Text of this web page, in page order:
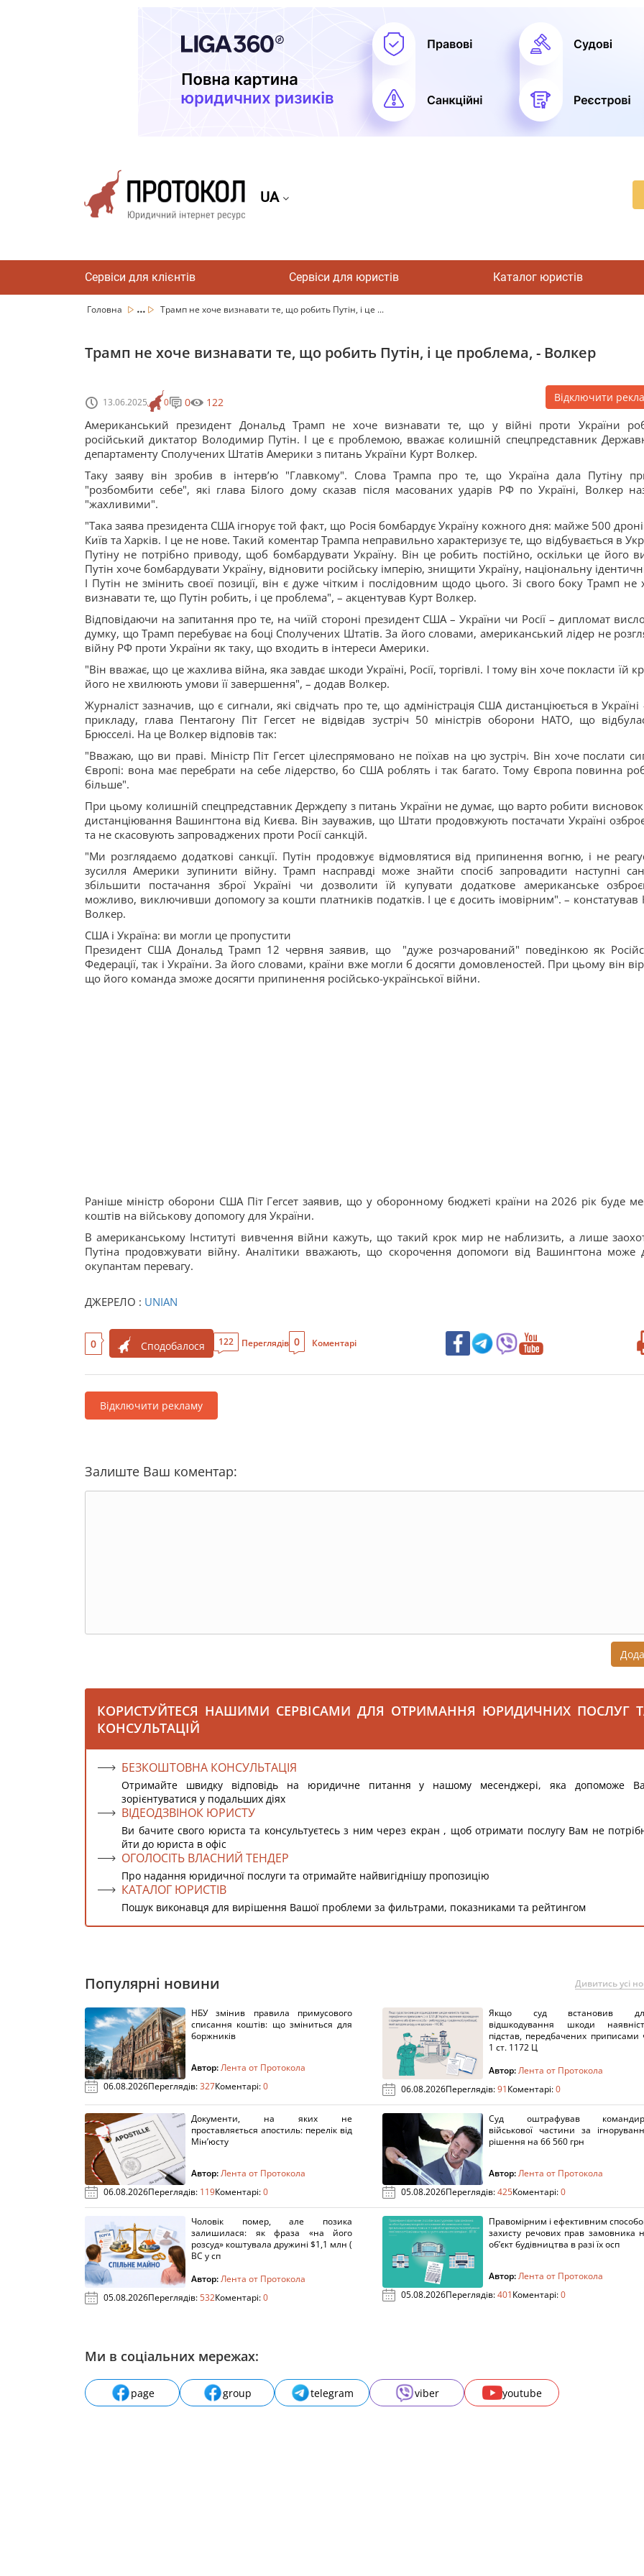
UA
Сервіси для клієнтів Сервіси для юристів Каталог юристів
Головна ... Трамп не хоче визнавати те, що робить Путін, і це ...
Трамп не хоче визнавати те, що робить Путін, і це проблема, - Волкер
13.06.2025 0 0 122 Відключити
Американський президент Дональд Трамп не хоче визнавати те, що у війні проти України
російський диктатор Володимир Путін. І це є проблемою, вважає колишній спецпредставник
департаменту Сполучених Штатів Америки з питань України Курт Волкер.
Таку заяву він зробив в інтервʼю "Главкому". Слова Трампа про те, що Україна дала Путіну
"розбомбити себе", які глава Білого дому сказав після масованих ударів РФ по Україні, Волкер
"жахливими".
"Така заява президента США ігнорує той факт, що Росія бомбардує Україну кожного дня: майже 500
Київ та Харків. І це не нове. Такий коментар Трампа неправильно характеризує те, що відбувається в
Путіну не потрібно приводу, щоб бомбардувати Україну. Він це робить постійно, оскільки це його
Путін хоче бомбардувати Україну, відновити російську імперію, знищити Україну, національну
І Путін не змінить своєї позиції, він є дуже чітким і послідовним щодо цього. Зі свого боку Трамп не
визнавати те, що Путін робить, і це проблема", – акцентував Курт Волкер.
Відповідаючи на запитання про те, на чиїй стороні президент США – України чи Росії – дипломат
думку, що Трамп перебуває на боці Сполучених Штатів. За його словами, американський лідер не
війну РФ проти України як таку, що входить в інтереси Америки.
"Він вважає, що це жахлива війна, яка завдає шкоди Україні, Росії, торгівлі. І тому він хоче покласти їй
його не хвилюють умови її завершення", – додав Волкер.
Журналіст зазначив, що є сигнали, які свідчать про те, що адміністрація США дистанціюється в
прикладу, глава Пентагону Піт Гегсет не відвідав зустріч 50 міністрів оборони НАТО, що
Брюсселі. На це Волкер відповів так:
"Вважаю, що ви праві. Міністр Піт Гегсет цілеспрямовано не поїхав на цю зустріч. Він хоче послати
Європі: вона має перебрати на себе лідерство, бо США роблять і так багато. Тому Європа повинна
більше".
При цьому колишній спецпредставник Держдепу з питань України не думає, що варто робити
дистанціювання Вашингтона від Києва. Він зауважив, що Штати продовжують постачати Україні
та не скасовують запроваджених проти Росії санкцій.
"Ми розглядаємо додаткові санкції. Путін продовжує відмовлятися від припинення вогню, і не
зусилля Америки зупинити війну. Трамп насправді може знайти спосіб запровадити наступні
збільшити постачання зброї Україні чи дозволити їй купувати додаткове американське
можливо, виключивши допомогу за кошти платників податків. І це є досить імовірним". – констатував
Волкер.
США і Україна: ви могли це пропустити
Президент США Дональд Трамп 12 червня заявив, що "дуже розчарований" поведінкою як
Федерації, так і України. За його словами, країни вже могли б досягти домовленостей. При цьому він
що його команда зможе досягти припинення російсько-української війни.
Раніше міністр оборони США Піт Гегсет заявив, що у оборонному бюджеті країни на 2026 рік буде
коштів на військову допомогу для України.
В американському Інституті вивчення війни кажуть, що такий крок мир не наблизить, а лише
Путіна продовжувати війну. Аналітики вважають, що скорочення допомоги від Вашингтона може
окупантам перевагу.
ДЖЕРЕЛО : UNIAN
0 Сподобалося 122 Переглядів 0 Коментарі
Відключити рекламу
Залиште Ваш коментар:
КОРИСТУЙТЕСЯ НАШИМИ СЕРВІСАМИ ДЛЯ ОТРИМАННЯ ЮРИДИЧНИХ ПОСЛУГ
КОНСУЛЬТАЦІЙ
БЕЗКОШТОВНА КОНСУЛЬТАЦІЯ
Отримайте швидку відповідь на юридичне питання у нашому месенджері, яка допоможе
зорієнтуватися у подальших діях
ВІДЕОДЗВІНОК ЮРИСТУ
Ви бачите свого юриста та консультуєтесь з ним через екран , щоб отримати послугу Вам не
йти до юриста в офіс
ОГОЛОСІТЬ ВЛАСНИЙ ТЕНДЕР
Про надання юридичної послуги та отримайте найвигіднішу пропозицію
КАТАЛОГ ЮРИСТІВ
Пошук виконавця для вирішення Вашої проблеми за фильтрами, показниками та рейтингом
Популярні новини Дивитись усі
НБУ змінив правила примусового
списання коштів: що зміниться для
боржників
Автор:Лента от Протокола
06.08.2026Переглядів:327Коментарі:0
Якщо суд встановив
відшкодування шкоди
підстав, передбачених приписами
1 ст. 1172 Ц
Автор:Лента от Протокола
06.08.2026Переглядів:91Коментарі:0
Документи, на яких не
проставляється апостиль: перелік від
Мін’юсту
Автор:Лента от Протокола
06.08.2026Переглядів: 119Коментарі:0
Суд оштрафував
військової частини за
рішення на 66 560 грн
Автор:Лента от Протокола
05.08.2026Переглядів:425Коментарі:0
Чоловік помер, але позика
залишилася: як фраза «на його
розсуд» коштувала дружині $1,1 млн (
ВС у сп
Автор:Лента от Протокола
05.08.2026Переглядів:532Коментарі:0
Правомірним і ефективним
захисту речових прав замовника
об’єкт будівництва в разі їх осп
Автор:Лента от Протокола
05.08.2026Переглядів:401Коментарі:0
Ми в соціальних мережах:
page group telegram viber youtube